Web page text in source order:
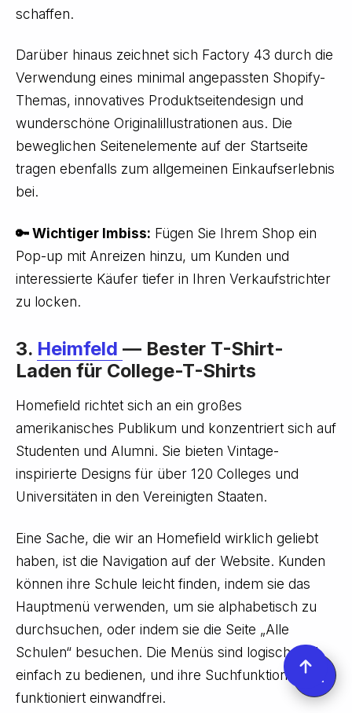
schaffen.
Darüber hinaus zeichnet sich Factory 43 durch die
Verwendung eines minimal angepassten Shopify-
Themas, innovatives Produktseitendesign und
wunderschöne Originalillustrationen aus. Die
beweglichen Seitenelemente auf der Startseite
tragen ebenfalls zum allgemeinen Einkaufserlebnis
bei.
🔑 Wichtiger Imbiss: Fügen Sie Ihrem Shop ein
Pop-up mit Anreizen hinzu, um Kunden und
interessierte Käufer tiefer in Ihren Verkaufstrichter
zu locken.
3. Heimfeld — Bester T-Shirt-
Laden für College-T-Shirts
Homefield richtet sich an ein großes
amerikanisches Publikum und konzentriert sich auf
Studenten und Alumni. Sie bieten Vintage-
inspirierte Designs für über 120 Colleges und
Universitäten in den Vereinigten Staaten.
Eine Sache, die wir an Homefield wirklich geliebt
haben, ist die Navigation auf der Website. Kunden
können ihre Schule leicht finden, indem sie das
Hauptmenü verwenden, um sie alphabetisch zu
durchsuchen, oder indem sie die Seite „Alle
Schulen“ besuchen. Die Menüs sind logisch und
einfach zu bedienen, und ihre Suchfunktion
funktioniert einwandfrei.